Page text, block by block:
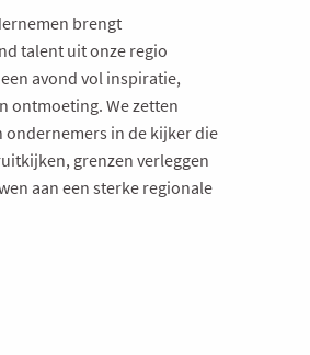
brengt
talent uit onze regio
avond vol inspiratie,
ontmoeting. We zetten
ondernemers in de kijker die
grenzen verleggen
aan een sterke regionale